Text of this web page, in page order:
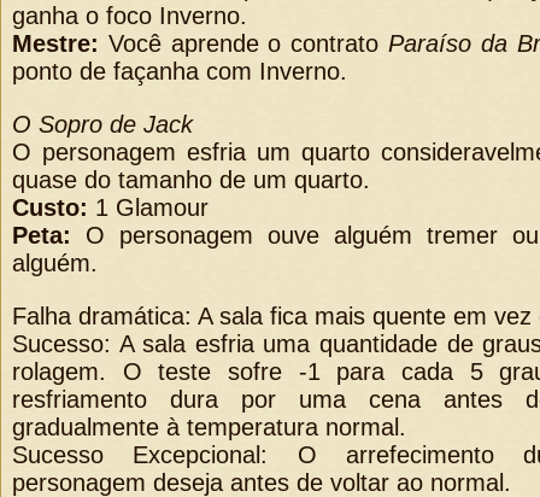
ganha o foco Inverno.
Mestre: Você aprende o contrato Paraíso da
ponto de façanha com Inverno.
O Sopro de Jack
O personagem esfria um quarto
quase do tamanho de um quarto.
Custo: 1 Glamour
Peta: O personagem ouve alguém tremer
alguém.
Falha dramática: A sala fica mais quente em vez
Sucesso: A sala esfria uma quantidade de
rolagem. O teste sofre -1 para cada 5
resfriamento dura por uma cena antes
gradualmente à temperatura normal.
Sucesso Excepcional: O arrefecimento
personagem deseja antes de voltar ao normal.